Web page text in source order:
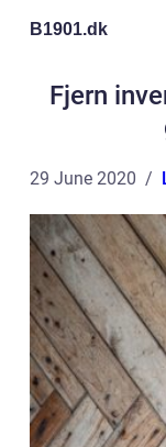
B1901.dk
Fjern
29 June 2020